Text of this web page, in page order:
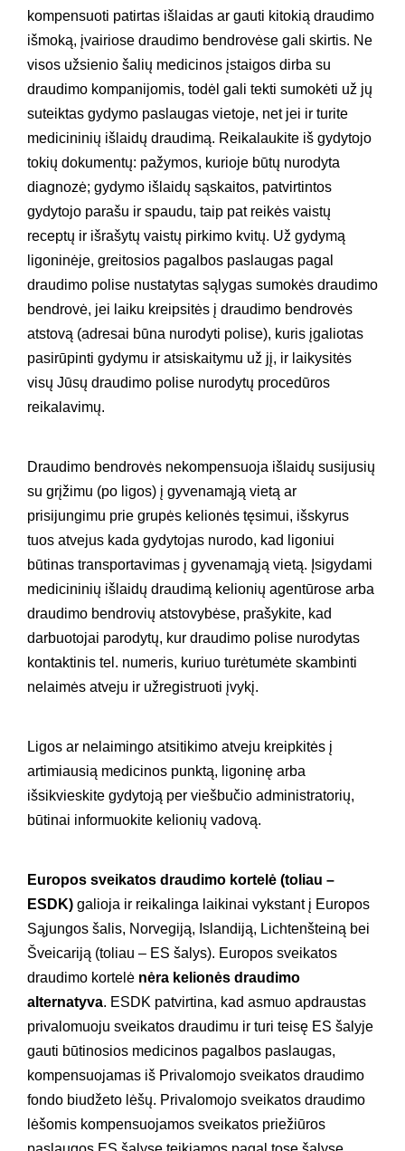
kompensuoti patirtas išlaidas ar gauti kitokią draudimo
išmoką, įvairiose draudimo bendrovėse gali skirtis. Ne
visos užsienio šalių medicinos įstaigos dirba su
draudimo kompanijomis, todėl gali tekti sumokėti už jų
suteiktas gydymo paslaugas vietoje, net jei ir turite
medicininių išlaidų draudimą. Reikalaukite iš gydytojo
tokių dokumentų: pažymos, kurioje būtų nurodyta
diagnozė; gydymo išlaidų sąskaitos, patvirtintos
gydytojo parašu ir spaudu, taip pat reikės vaistų
receptų ir išrašytų vaistų pirkimo kvitų. Už gydymą
ligoninėje, greitosios pagalbos paslaugas pagal
draudimo polise nustatytas sąlygas sumokės draudimo
bendrovė, jei laiku kreipsitės į draudimo bendrovės
atstovą (adresai būna nurodyti polise), kuris įgaliotas
pasirūpinti gydymu ir atsiskaitymu už jį, ir laikysitės
visų Jūsų draudimo polise nurodytų procedūros
reikalavimų.
Draudimo bendrovės nekompensuoja išlaidų susijusių
su grįžimu (po ligos) į gyvenamąją vietą ar
prisijungimu prie grupės kelionės tęsimui, išskyrus
tuos atvejus kada gydytojas nurodo, kad ligoniui
būtinas transportavimas į gyvenamąją vietą. Įsigydami
medicininių išlaidų draudimą kelionių agentūrose arba
draudimo bendrovių atstovybėse, prašykite, kad
darbuotojai parodytų, kur draudimo polise nurodytas
kontaktinis tel. numeris, kuriuo turėtumėte skambinti
nelaimės atveju ir užregistruoti įvykį.
Ligos ar nelaimingo atsitikimo atveju kreipkitės į
artimiausią medicinos punktą, ligoninę arba
išsikvieskite gydytoją per viešbučio administratorių,
būtinai informuokite kelionių vadovą.
Europos sveikatos draudimo kortelė (toliau –
ESDK) galioja ir reikalinga laikinai vykstant į Europos
Sąjungos šalis, Norvegiją, Islandiją, Lichtenšteiną bei
Šveicariją (toliau – ES šalys). Europos sveikatos
draudimo kortelė nėra kelionės draudimo
alternatyva. ESDK patvirtina, kad asmuo apdraustas
privalomuoju sveikatos draudimu ir turi teisę ES šalyje
gauti būtinosios medicinos pagalbos paslaugas,
kompensuojamas iš Privalomojo sveikatos draudimo
fondo biudžeto lėšų. Privalomojo sveikatos draudimo
lėšomis kompensuojamos sveikatos priežiūros